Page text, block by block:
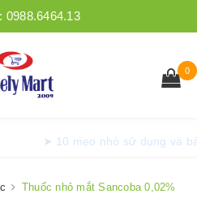
0988.6464.13
0
➤ 10 mẹo nhỏ sử
Thuốc nhỏ mắt Sancoba 0,02%